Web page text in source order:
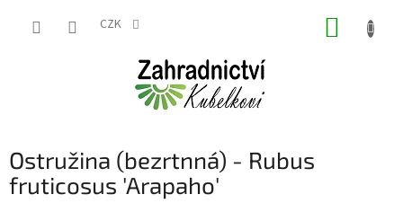
CZK
Ostružina (bezrtnná) - Rubus
fruticosus 'Arapaho'